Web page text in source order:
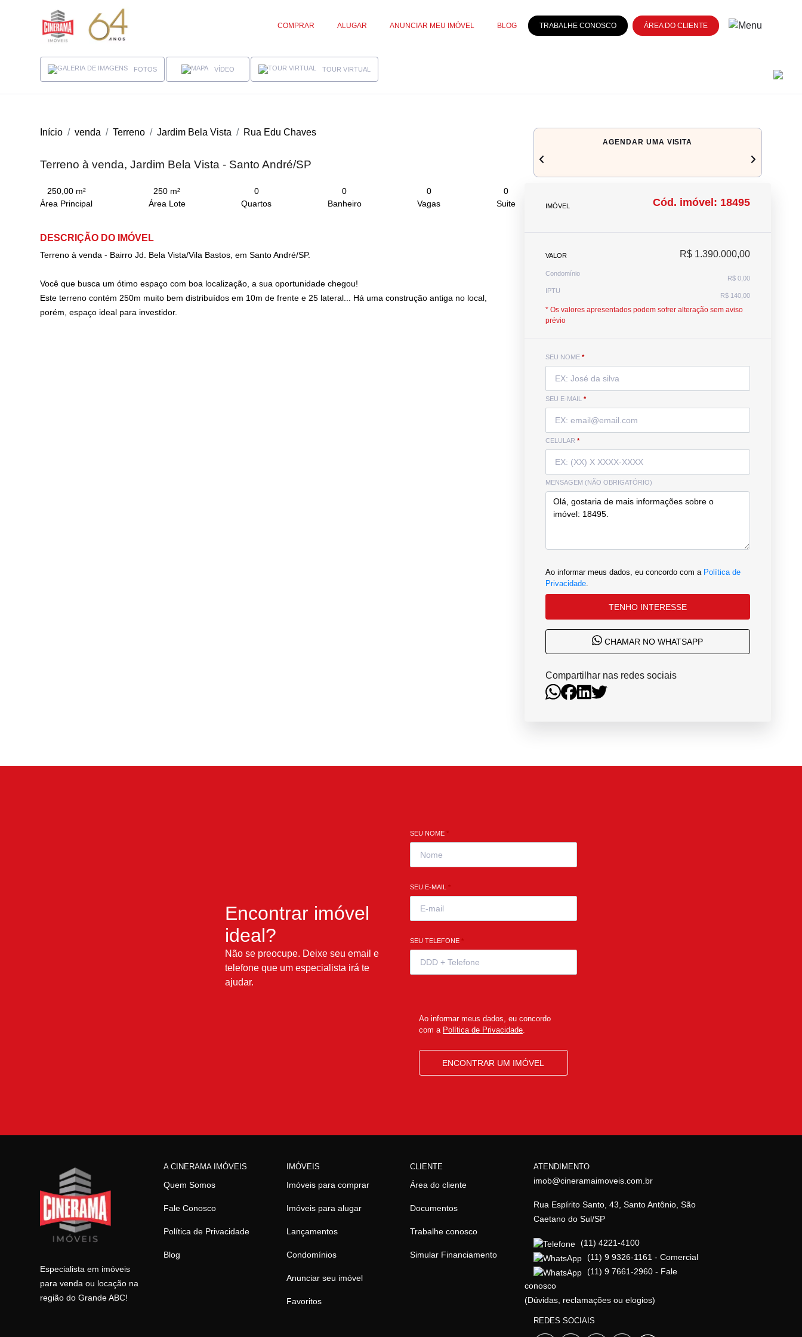
COMPRAR ALUGAR ANUNCIAR MEU IMÓVEL BLOG TRABALHE CONOSCO ÁREA DO CLIENTE
FOTOS VÍDEO TOUR VIRTUAL
Início venda Terreno Jardim Bela Vista Rua Edu Chaves
Terreno à venda, Jardim Bela Vista - Santo André/SP
250,00 m²
Área Principal
250 m²
Área Lote
0
Quartos
0
Banheiro
0
Vagas
0
Suite
DESCRIÇÃO DO IMÓVEL
Terreno à venda - Bairro Jd. Bela Vista/Vila Bastos, em Santo André/SP.
Você que busca um ótimo espaço com boa localização, a sua oportunidade chegou!
Este terreno contém 250m muito bem distribuídos em 10m de frente e 25 lateral... Há uma construção antiga no local,
porém, espaço ideal para investidor.
AGENDAR UMA VISITA
chevron_left navigate_next
IMÓVEL Cód. imóvel: 18495
VALOR R$ 1.390.000,00
Condomínio
R$ 0,00
IPTU
R$ 140,00
* Os valores apresentados podem sofrer alteração sem aviso
prévio
SEU NOME *
SEU E-MAIL *
CELULAR *
MENSAGEM (NÃO OBRIGATÓRIO)
Ao informar meus dados, eu concordo com a Política de
Privacidade.
TENHO INTERESSE
CHAMAR NO WHATSAPP
Compartilhar nas redes sociais
Encontrar imóvel
ideal?
Não se preocupe. Deixe seu email e
telefone que um especialista irá te
ajudar.
SEU NOME *
SEU E-MAIL *
SEU TELEFONE *
Ao informar meus dados, eu concordo
com a Política de Privacidade.
ENCONTRAR UM IMÓVEL
Especialista em imóveis
para venda ou locação na
região do Grande ABC!
A CINERAMA IMÓVEIS
Quem Somos
Fale Conosco
Política de Privacidade
Blog
IMÓVEIS
Imóveis para comprar
Imóveis para alugar
Lançamentos
Condomínios
Anunciar seu imóvel
Favoritos
CLIENTE
Área do cliente
Documentos
Trabalhe conosco
Simular Financiamento
ATENDIMENTO
imob@cineramaimoveis.com.br
Rua Espírito Santo, 43, Santo Antônio, São
Caetano do Sul/SP
(11) 4221-4100
(11) 9 9326-1161 - Comercial
(11) 9 7661-2960 - Fale
conosco
(Dúvidas, reclamações ou elogios)
REDES SOCIAIS